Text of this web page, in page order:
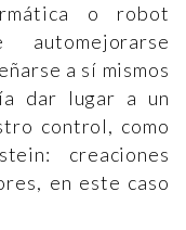
o robot
a sí mismos
dar lugar a un
control, como
creaciones
en este caso